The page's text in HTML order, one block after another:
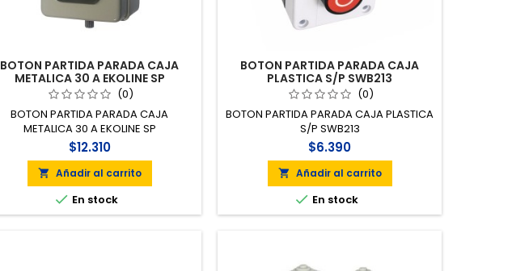
BOTON PARTIDA PARADA CAJA
METALICA 30 A EKOLINE SP
(0)
BOTON PARTIDA PARADA CAJA
METALICA 30 A EKOLINE SP
$12.310
 Añadir al carrito
 En stock
BOTON PARTIDA PARADA CAJA
PLASTICA S/P SWB213
(0)
BOTON PARTIDA PARADA CAJA PLASTICA
S/P SWB213
$6.390
 Añadir al carrito
 En stock